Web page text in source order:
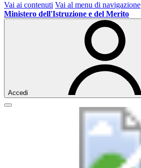
Vai ai contenuti Vai al menu di navigazione
Ministero dell'Istruzione e del Merito
Accedi